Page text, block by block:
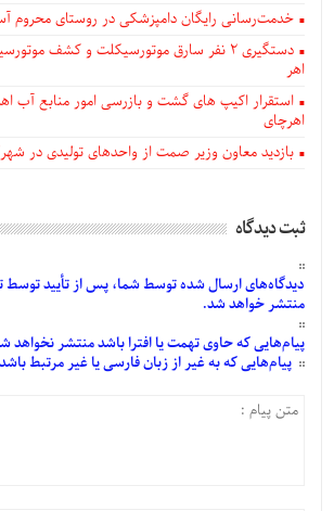
خدمت‌رسانی رایگان دامپزشکی در روستای محروم
دستگيری ۲ نفر سارق موتورسیکلت و کشف
اهر
استقرار اکیپ های گشت و بازرسی امور منابع آب
اهرچای
بازدید معاون وزیر صمت از واحدهای تولیدی در
ثبت دیدگاه
دیدگاه‌هایارسالشدهتوسط شما، پس ازتأییدتوسط
منتشر خواهد شد.
پیام‌هاییکه حاوی تهمت یا افترا باشد منتشر نخواهد
پیام‌هاییکه به غیر از زبان فارسی یا غیر مرتبط